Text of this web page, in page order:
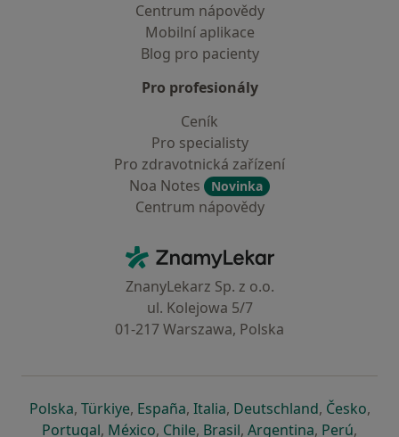
Centrum nápovědy
Mobilní aplikace
Blog pro pacienty
Pro profesionály
Ceník
Pro specialisty
Pro zdravotnická zařízení
Noa Notes
Novinka
Centrum nápovědy
ZnamyLekar - Hlavní stránka
ZnanyLekarz Sp. z o.o.
ul. Kolejowa 5/7
01-217 Warszawa, Polska
Polskase otevře v nové záložce
, Türkiyese otevře v nové záložce
, Españase otevře v nové záložce
, Italiase otevře v nové záložce
, Deutschlandse otevře v
, Českose
,
Portugalse otevře v nové záložce
, Méxicose otevře v nové záložce
, Chilese otevře v nové záložce
, Brasilse otevře v nové
, Argentinase otevře v
, Perúse
,